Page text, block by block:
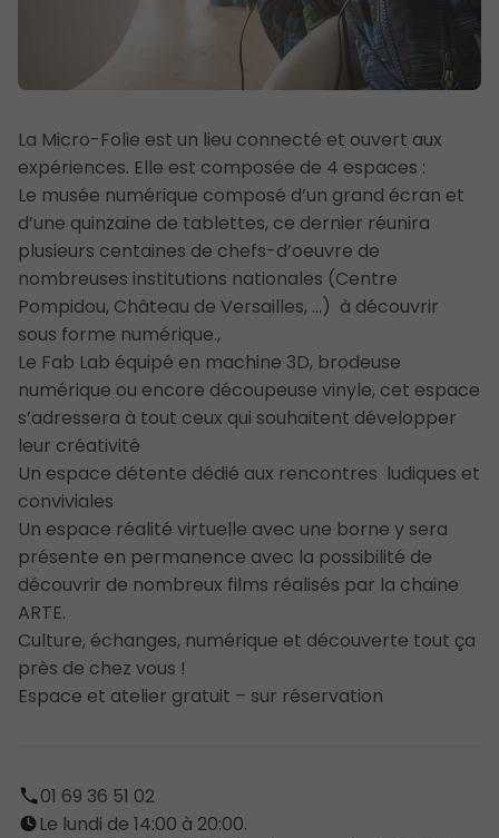
La Micro-Folie est un lieu connecté et ouvert aux
expériences. Elle est composée de 4 espaces :
Le musée numérique composé d’un grand écran et
d’une quinzaine de tablettes, ce dernier réunira
plusieurs centaines de chefs-d’oeuvre de
nombreuses institutions nationales (Centre
Pompidou, Château de Versailles, …) à découvrir
sous forme numérique.,
Le Fab Lab équipé en machine 3D, brodeuse
numérique ou encore découpeuse vinyle, cet espace
s’adressera à tout ceux qui souhaitent développer
leur créativité
Un espace détente dédié aux rencontres ludiques et
conviviales
Un espace réalité virtuelle avec une borne y sera
présente en permanence avec la possibilité de
découvrir de nombreux films réalisés par la chaine
ARTE.
Culture, échanges, numérique et découverte tout ça
près de chez vous !
Espace et atelier gratuit – sur réservation
01 69 36 51 02
Le lundi de 14:00 à 20:00.